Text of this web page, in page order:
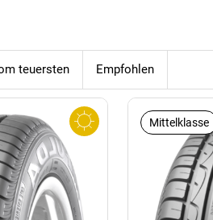
teuersten Empfohlen
Mittelklasse